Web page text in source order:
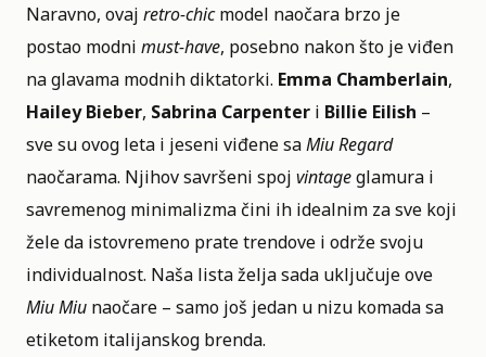
Naravno, ovaj retro-chicmodel naočara brzo je
postao modni must-have, posebno nakon što je viđen
na glavama modnih diktatorki. Emma Chamberlain,
Hailey Bieber, Sabrina Carpenter i Billie Eilish –
sve su ovog leta i jeseni viđene saMiu Regard
naočarama. Njihov savršeni spoj vintageglamura i
savremenog minimalizma čini ih idealnim za sve koji
žele da istovremeno prate trendove i održe svoju
individualnost. Naša lista želja sada uključuje ove
Miu Miu naočare – samo još jedan u nizu komada sa
etiketom italijanskog brenda.